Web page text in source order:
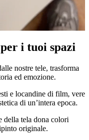
i tuoi spazi
nostre tele, trasforma
ed emozione.
e locandine di film, vere
di un’intera epoca.
della tela dona colori
originale.